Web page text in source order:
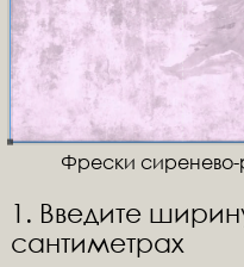
Фрески сиренево-
1. Введите
сантиметрах